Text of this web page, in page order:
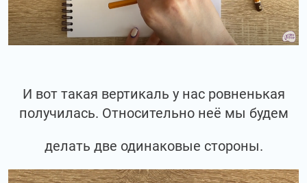
И вот такая вертикаль у нас ровненькая
получилась. Относительно неё мы будем
делать две одинаковые стороны.